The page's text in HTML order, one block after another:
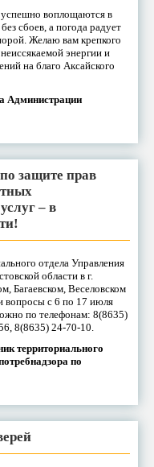
воплощаются в
сбоев, а погода радует
Желаю вам крепкого
энергии и
на благо Аксайского
Администрации
защите прав
– в
отдела Управления
области в г.
Багаевском, Веселовском
вопросы с 6 по 17 июля
по телефонам: 8(8635)
8(8635) 24-70-10.
территориального
по